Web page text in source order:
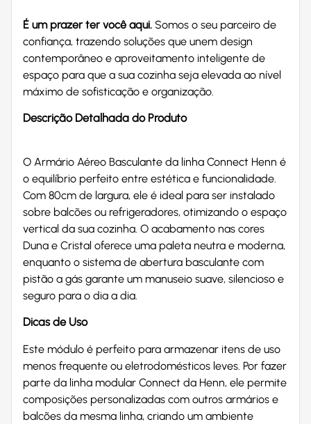
É um prazer ter você aqui. Somos o seu parceiro de
confiança, trazendo soluções que unem design
contemporâneo e aproveitamento inteligente de
espaço para que a sua cozinha seja elevada ao nível
máximo de sofisticação e organização.
Descrição Detalhada do Produto
O Armário Aéreo Basculante da linha Connect Henn é
o equilíbrio perfeito entre estética e funcionalidade.
Com 80cm de largura, ele é ideal para ser instalado
sobre balcões ou refrigeradores, otimizando o espaço
vertical da sua cozinha. O acabamento nas cores
Duna e Cristal oferece uma paleta neutra e moderna,
enquanto o sistema de abertura basculante com
pistão a gás garante um manuseio suave, silencioso e
seguro para o dia a dia.
Dicas de Uso
Este módulo é perfeito para armazenar itens de uso
menos frequente ou eletrodomésticos leves. Por fazer
parte da linha modular Connect da Henn, ele permite
composições personalizadas com outros armários e
balcões da mesma linha, criando um ambiente